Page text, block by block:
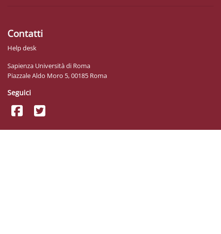
Contatti
Help desk
Sapienza Università di Roma
Piazzale Aldo Moro 5, 00185 Roma
Seguici